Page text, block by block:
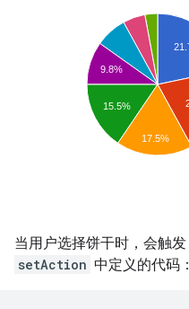
当用户选择饼干时，会触发
setAction 中定义的代码：